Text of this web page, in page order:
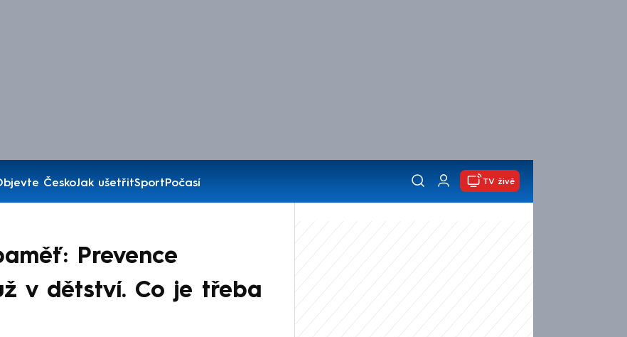
ČeskoJak ušetřitSportPočasí
TV živě
Prevence
v dětství. Co je třeba